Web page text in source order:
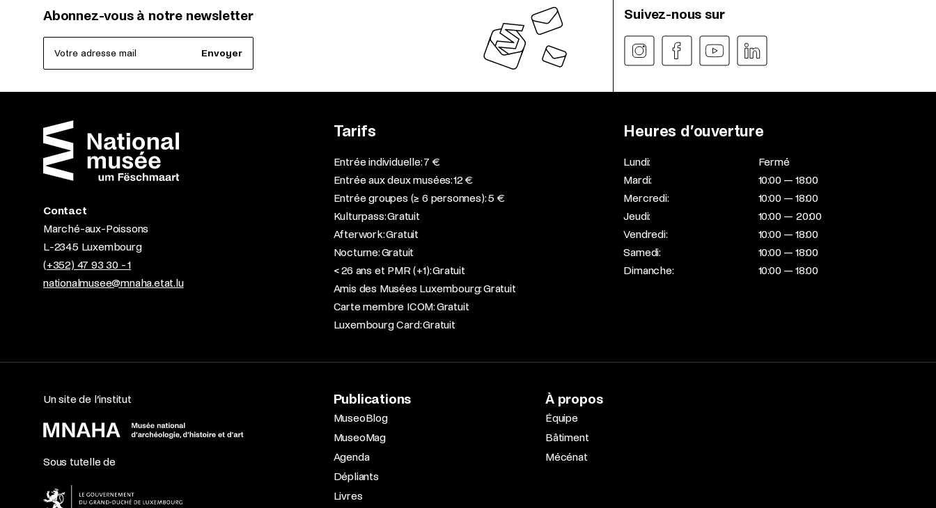
Abonnez-vous à notre newsletter
Votre adresse mail Envoyer
Suivez-nous sur
Contact
Marché-aux-Poissons
L-2345 Luxembourg
(+352) 47 93 30 - 1
nationalmusee@mnaha.etat.lu
Tarifs
Entrée individuelle: 7 €
Entrée aux deux musées: 12 €
Entrée groupes (≥ 6 personnes): 5 €
Kulturpass: Gratuit
Afterwork: Gratuit
Nocturne: Gratuit
< 26 ans et PMR (+1): Gratuit
Amis des Musées Luxembourg: Gratuit
Carte membre ICOM: Gratuit
Luxembourg Card: Gratuit
Heures d’ouverture
Lundi:
Fermé
Mardi:
10:00 — 18:00
Mercredi:
10:00 — 18:00
Jeudi:
10:00 — 20:00
Vendredi:
10:00 — 18:00
Samedi:
10:00 — 18:00
Dimanche:
10:00 — 18:00
Un site de l’institut
Sous tutelle de
Publications
MuseoBlog
MuseoMag
Agenda
Dépliants
Livres
À propos
Équipe
Bâtiment
Mécénat